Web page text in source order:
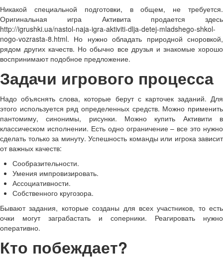
Никакой специальной подготовки, в общем, не требуется.
Оригинальная игра Активита продается здесь
http://igrushki.ua/nastol-naja-igra-aktiviti-dlja-detej-mladshego-shkol-
nogo-vozrasta-8.html. Но нужно обладать природной сноровкой,
рядом других качеств. Но обычно все друзья и знакомые хорошо
воспринимают подобное предложение.
Задачи игрового процесса
Надо объяснять слова, которые берут с карточек заданий. Для
этого используется ряд определенных средств. Можно применить
пантомиму, синонимы, рисунки. Можно купить Активити в
классическом исполнении. Есть одно ограничение – все это нужно
сделать только за минуту. Успешность команды или игрока зависит
от важных качеств:
Сообразительности.
Умения импровизировать.
Ассоциативности.
Собственного кругозора.
Бывают задания, которые созданы для всех участников, то есть
очки могут заграбастать и соперники. Реагировать нужно
оперативно.
Кто побеждает?